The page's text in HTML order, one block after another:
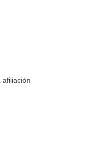
afiliación